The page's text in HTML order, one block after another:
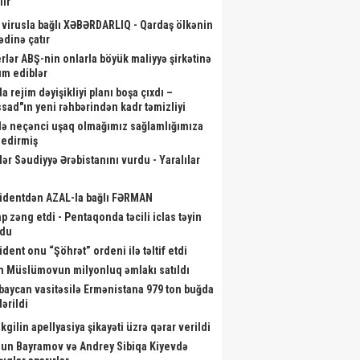
Həsənov yeni hərbi
baxış keçirdi - Fotolar
bağlı XƏBƏRDARLIQ - Qardaş ölkənin
çatır
ABŞ-nin onlarla böyük maliyyə şirkətinə
ediblər
rejim dəyişikliyi planı boşa çıxdı –
yeni rəhbərindən kadr təmizliyi
neçənci uşaq olmağımız sağlamlığımıza
Səudiyyə Ərəbistanını vurdu - Yaralılar
AZAL-la bağlı FƏRMAN
zəng etdi - Pentaqonda təcili iclas təyin
onu “Şöhrət” ordeni ilə təltif etdi
Müslümovun milyonluq əmlakı satıldı
vasitəsilə Ermənistana 979 ton buğda
apellyasiya şikayəti üzrə qərar verildi
Bayramov və Andrey Sibiqa Kiyevdə